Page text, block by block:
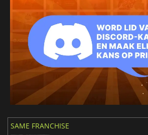
SAME FRANCHISE